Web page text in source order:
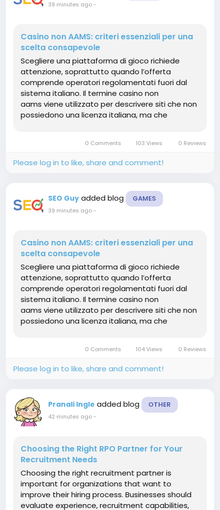
39 minutes ago-
Casino non AAMS: criteri essenziali per una
scelta consapevole
Scegliere una piattaforma di gioco richiede
attenzione, soprattutto quando l’offerta
comprende operatori regolamentati fuori dal
sistema italiano. Il termine casino non
aams viene utilizzato per descrivere siti che non
possiedono una licenza italiana, ma che
primi elementi da controllare è...
0 Comments 103 Views 0 Reviews
Please log in to like, share and comment!
SEO Guy added blog GAMES
39 minutes ago-
Casino non AAMS: criteri essenziali per una
scelta consapevole
Scegliere una piattaforma di gioco richiede
attenzione, soprattutto quando l’offerta
comprende operatori regolamentati fuori dal
sistema italiano. Il termine casino non
aams viene utilizzato per descrivere siti che non
possiedono una licenza italiana, ma che
primi elementi da controllare è...
0 Comments 104 Views 0 Reviews
Please log in to like, share and comment!
Pranali Ingle added blog OTHER
42 minutes ago-
Choosing the Right RPO Partner for Your
Recruitment Needs
Choosing the right recruitment partner is
important for organizations that want to
improve their hiring process. Businesses should
evaluate experience, recruitment capabilities,